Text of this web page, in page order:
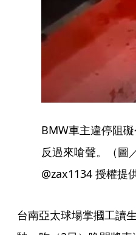
BMW車主違停阻
反過來嗆聲。（圖
@zax1134 授權提供
台南亞太球場掌摑工讀